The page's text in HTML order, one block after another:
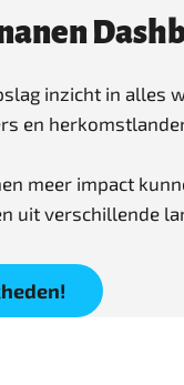
inzicht in alles
en
meer impact
uit verschillende